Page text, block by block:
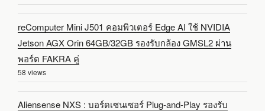
reComputer Mini J501 คอมพิวเตอร์ Edge AI ใช้ NVIDIA
Jetson AGX Orin 64GB/32GB รองรับกล้อง GMSL2 ผ่าน
พอร์ต FAKRA คู่
58 views
Aliensense NXS : บอร์ดเซนเซอร์ Plug-and-Play รองรับ